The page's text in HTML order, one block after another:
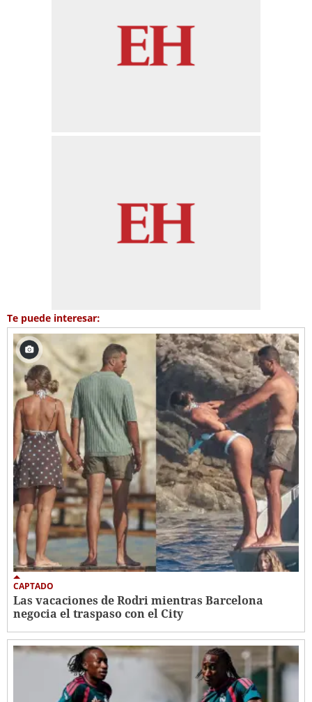
Te puede interesar:
CAPTADO
Las vacaciones de Rodri mientras Barcelona
negocia el traspaso con el City